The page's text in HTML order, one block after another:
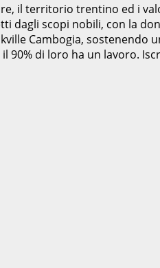
il territorio trentino ed i
dagli scopi nobili, con la
Cambogia, sostenendo
di loro ha un lavoro.